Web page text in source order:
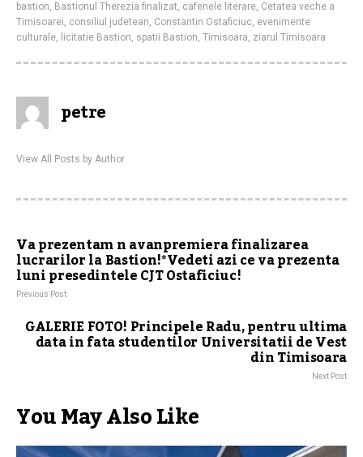
bastion, Bastionul Therezia finalizat, cafenele literare, Cetatea veche a
Timisoarei, consiliul judetean, Constantin Ostaficiuc, evenimente
culturale, licitatie Bastion, spatii Bastion, Timisoara, ziarul Timisoara
petre
View All Posts by Author
Va prezentam n avanpremiera finalizarea
lucrarilor la Bastion!*Vedeti azi ce va prezenta
luni presedintele CJT Ostaficiuc!
Previous Post
GALERIE FOTO! Principele Radu, pentru ultima
data in fata studentilor Universitatii de Vest
din Timisoara
Next Post
You May Also Like